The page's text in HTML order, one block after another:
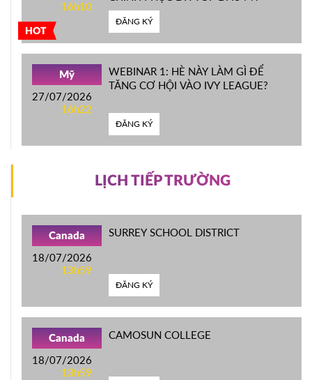
HOT
16h10
ĐĂNG KÝ
Mỹ
27/07/2026
16h22
WEBINAR 1: HÈ NÀY LÀM GÌ ĐỂ
TĂNG CƠ HỘI VÀO IVY LEAGUE?
ĐĂNG KÝ
LỊCH TIẾP TRƯỜNG
Canada
18/07/2026
13h59
SURREY SCHOOL DISTRICT
ĐĂNG KÝ
Canada
18/07/2026
13h59
CAMOSUN COLLEGE